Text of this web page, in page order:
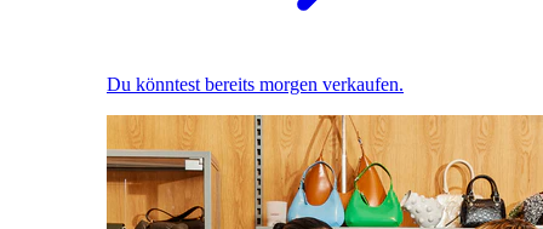
Du könntest bereits morgen verkaufen.